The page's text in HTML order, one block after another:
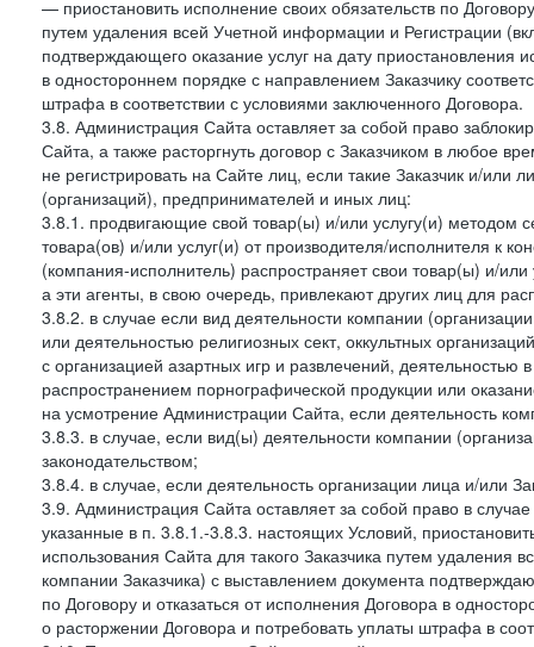
— приостановить исполнение своих обязательств по
путем удаления всей Учетной информации и Регистрации
подтверждающего оказание услуг на дату приостановления
в одностороннем порядке с направлением Заказчику
штрафа в соответствии с условиями заключенного Договора.
3.8. Администрация Сайта оставляет за собой право
Сайта, а также расторгнуть договор с Заказчиком в любое
не регистрировать на Сайте лиц, если такие Заказчик и/
(организаций), предпринимателей и иных лиц:
3.8.1. продвигающие свой товар(ы) и/или услугу(и) методом
товара(ов) и/или услуг(и) от производителя/исполнителя к
(компания-исполнитель) распространяет свои товар(ы) и/
а эти агенты, в свою очередь, привлекают других лиц для
3.8.2. в случае если вид деятельности компании
или деятельностью религиозных сект, оккультных
с организацией азартных игр и развлечений,
распространением порнографической продукции или
на усмотрение Администрации Сайта, если деятельность
3.8.3. в случае, если вид(ы) деятельности компании
законодательством;
3.8.4. в случае, если деятельность организации лица и/или
3.9. Администрация Сайта оставляет за собой право в
указанные в п. 3.8.1.-3.8.3. настоящих Условий,
использования Сайта для такого Заказчика путем
компании Заказчика) с выставлением документа
по Договору и отказаться от исполнения Договора в
о расторжении Договора и потребовать уплаты штрафа в